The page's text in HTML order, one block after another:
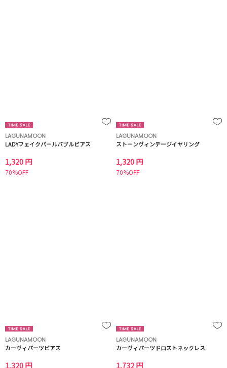
LAGUNAMOON
LADYフェイクパールバブルピアス
1,320 円
70%OFF
LAGUNAMOON
ストーンヴィンテージイヤリング
1,320 円
70%OFF
LAGUNAMOON
カーヴィパーツピアス
1,320 円
LAGUNAMOON
カーヴィパーツドロストネックレス
1,732 円